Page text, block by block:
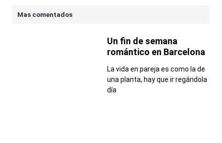
Mas comentados
Un fin de semana
romántico en Barcelona
La vida en pareja es como la de
una planta, hay que ir regándola
día